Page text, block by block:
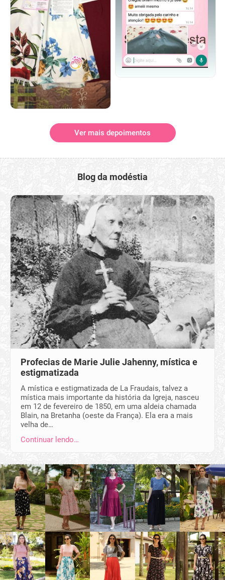
Ver mais depoimentos
Blog da modéstia
Profecias de Marie Julie Jahenny, mística e
estigmatizada
A mística e estigmatizada de La Fraudais, talvez a
mística mais importante da história da Igreja, nasceu
em 12 de fevereiro de 1850, em uma aldeia chamada
Blain, na Bretanha (oeste da França). Ela era a mais
velha de…
Continuar lendo…